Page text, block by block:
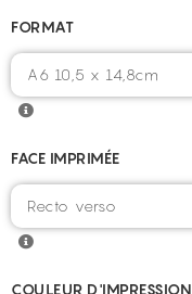
FORMAT
FACE IMPRIMÉE
COULEUR D'IMPRESSION